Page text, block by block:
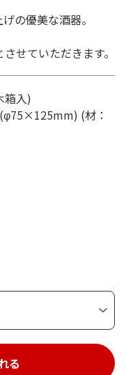
の優美な酒器。
せていただきます。
箱入)
(材：
る